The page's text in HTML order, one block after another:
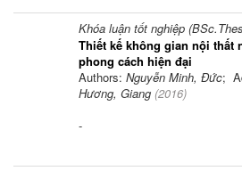
Khóa luận tốt nghiệp
Thiết kế không gian nội thất
phong cách hiện đại
Authors: Nguyễn Minh, Đức;
Hương, Giang (2016)
-